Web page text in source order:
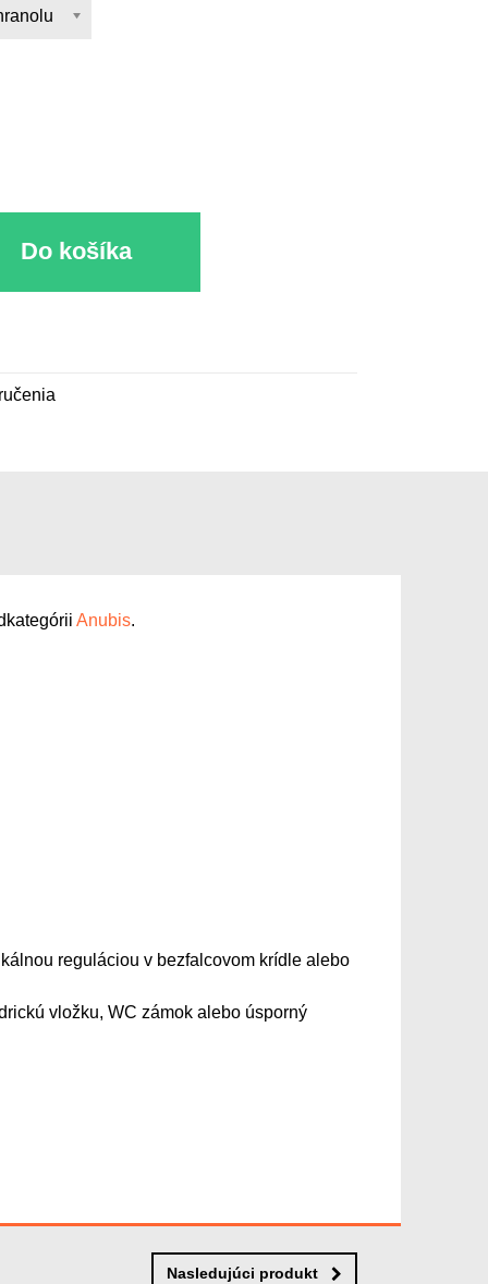
Do košíka
Anubis.
reguláciou v bezfalcovom krídle alebo
vložku, WC zámok alebo úsporný
Nasledujúci produkt